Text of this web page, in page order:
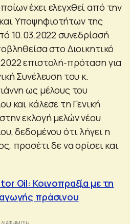
έχει ελεγχθεί από την
Υποψηφιοτήτων της
10.03.2022 συνεδρίασή
στο Διοικητικό
επιστολή-πρόταση για
Συνέλευση του κ.
ως μέλους του
και κάλεσε τη Γενική
εκλογή μελών νέου
δεδομένου ότι λήγει η
προσέτι δε να ορίσει και
Oil: Κοινοπραξία με τη
πράσινου